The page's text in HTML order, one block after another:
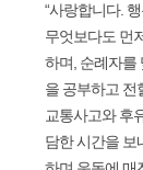
“사랑합니다.
무엇보다도 먼
하며, 순례자를
을 공부하고 전
교통사고와 후
담한 시간을 보